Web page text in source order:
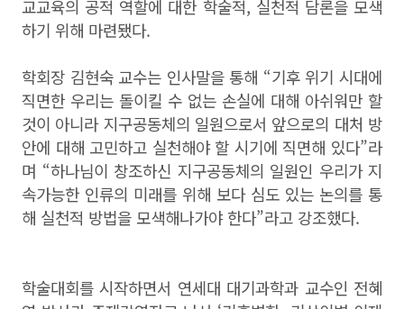
교교육의 공적 역할에 대한 학술적, 실천적 담론을 모색
하기 위해 마련됐다.
학회장 김현숙 교수는 인사말을 통해 “기후 위기 시대에
직면한 우리는 돌이킬 수 없는 손실에 대해 아쉬워만 할
것이 아니라 지구공동체의 일원으로서 앞으로의 대처 방
안에 대해 고민하고 실천해야 할 시기에 직면해 있다”라
며 “하나님이 창조하신 지구공동체의 일원인 우리가 지
속가능한 인류의 미래를 위해 보다 심도 있는 논의를 통
해 실천적 방법을 모색해나가야 한다”라고 강조했다.
학술대회를 시작하면서 연세대 대기과학과 교수인 전혜